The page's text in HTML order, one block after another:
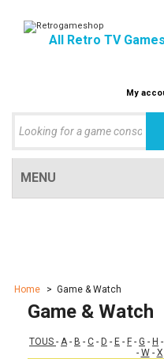
All Retro TV
My
MENU
Home > Game & Watch
Game & Watch
TOUS - A- B - C - D - E - F - G - H -
- W- X